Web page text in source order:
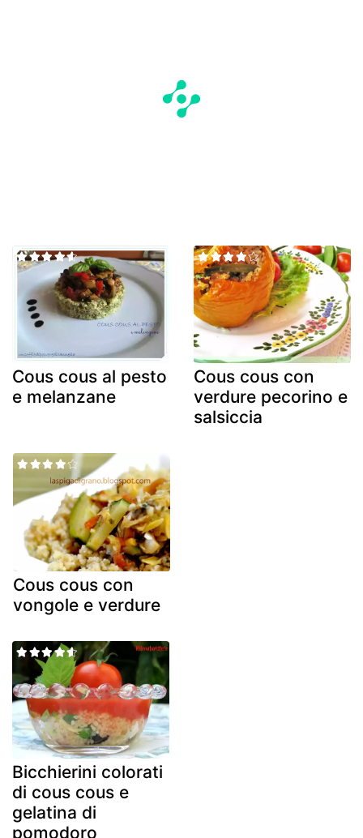
Cous cous al pesto
e melanzane
Cous cous con
verdure pecorino e
salsiccia
Cous cous con
vongole e verdure
Bicchierini colorati
di cous cous e
gelatina di
pomodoro